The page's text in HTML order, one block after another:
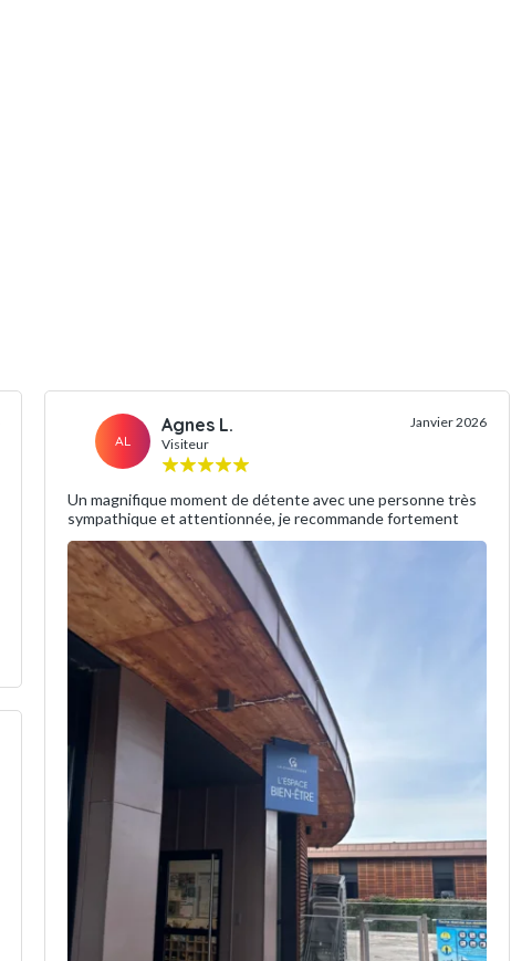
AL
Agnes L.
Visiteur
Janvier 2026
Un magnifique moment de détente avec une personne très
sympathique et attentionnée, je recommande fortement